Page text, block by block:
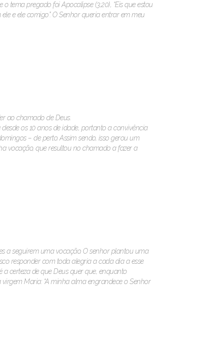
tema pregado foi Apocalipse (3;20), “Eis que estou
e ele comigo”. O Senhor queria entrar em meu
ao chamado de Deus.
os 10 anos de idade, portanto a convivência
– de perto. Assim sendo, isso gerou um
vocação, que resultou no chamado a fazer a
a seguirem uma vocação. O senhor plantou uma
responder com toda alegria a cada dia a esse
certeza de que Deus quer que, enquanto
Maria: “A minha alma engrandece o Senhor